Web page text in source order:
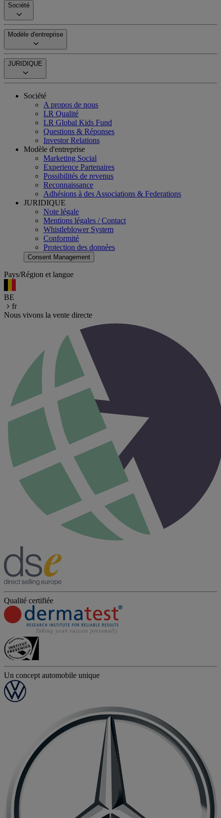
Société
Modèle d'entreprise
JURIDIQUE
Société
A propos de nous
LR Qualité
LR Global Kids Fund
Questions & Réponses
Investor Relations
Modèle d'entreprise
Marketing Social
Experience Partenaires
Possibilités de revenus
Reconnaissance
Adhésions à des Associations & Federations
JURIDIQUE
Note légale
Mentions légales / Contact
Whistleblower System
Conformité
Protection des données
Consent Management
Pays/Région et langue
BE
fr
Nous vivons la vente directe
Qualité certifiée
Un concept automobile unique